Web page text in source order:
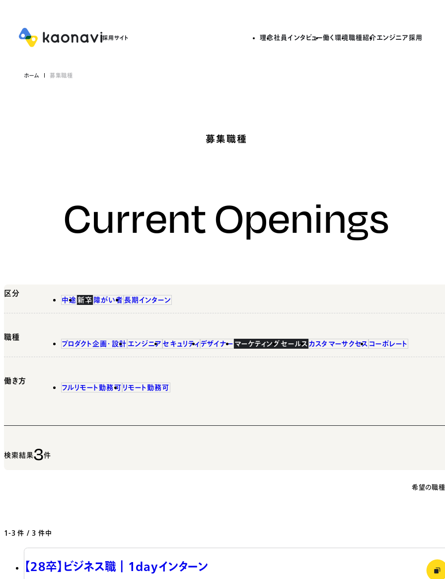
理念社員インタビュー働く環境職種紹介エンジニア採用
ホーム 募集職種
募集職種
Current Openings
区分
中途 新卒 障がい者 長期インターン
職種
プロダクト企画・設計 エンジニア セキュリティ デザイナー マーケティング セールス カスタマーサクセス コーポレート
働き方
フルリモート勤務可 リモート勤務可
検索結果3件
希望の職
1-3 件 / 3 件中
【28卒】ビジネス職┃1dayインターン